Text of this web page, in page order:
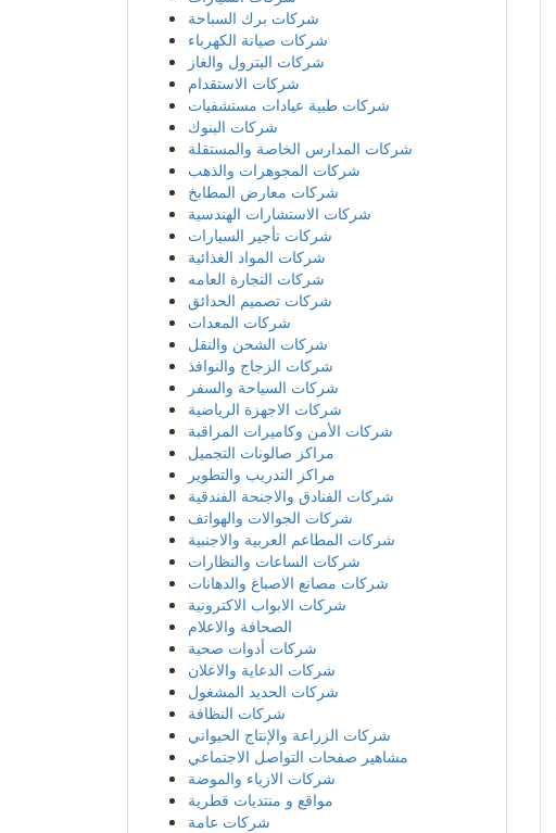
شركات برك السباحة
شركات صيانة الكهرباء
شركات البترول والغاز
شركات الاستقدام
شركات طبية عيادات مستشفيات
شركات البنوك
شركات المدارس الخاصة والمستقلة
شركات المجوهرات والذهب
شركات معارض المطابخ
شركات الاستشارات الهندسية
شركات تأجير السيارات
شركات المواد الغذائية
شركات التجارة العامه
شركات تصميم الحدائق
شركات المعدات
شركات الشحن والنقل
شركات الزجاج والنوافذ
شركات السياحة والسفر
شركات الاجهزة الرياضية
شركات الأمن وكاميرات المراقبة
مراكز صالونات التجميل
مراكز التدريب والتطوير
شركات الفنادق والاجنحة الفندقية
شركات الجوالات والهواتف
شركات المطاعم العربية والاجنبية
شركات الساعات والنظارات
شركات مصانع الاصباغ والدهانات
شركات الابواب الاكترونية
الصحافة والاعلام
شركات أدوات صحية
شركات الدعاية والاعلان
شركات الحديد المشغول
شركات النظافة
شركات الزراعة والإنتاج الحيواني
مشاهير صفحات التواصل الاجتماعي
شركات الازياء والموضة
مواقع و منتديات قطرية
شركات عامة